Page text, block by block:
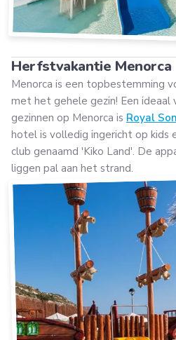
Herfstvakantie Menorca
Menorca is een topbestemming
met het gehele gezin! Een ideaal
gezinnen op Menorca is Royal
hotel is volledig ingericht op kids
club genaamd 'Kiko Land'. De
liggen pal aan het strand.